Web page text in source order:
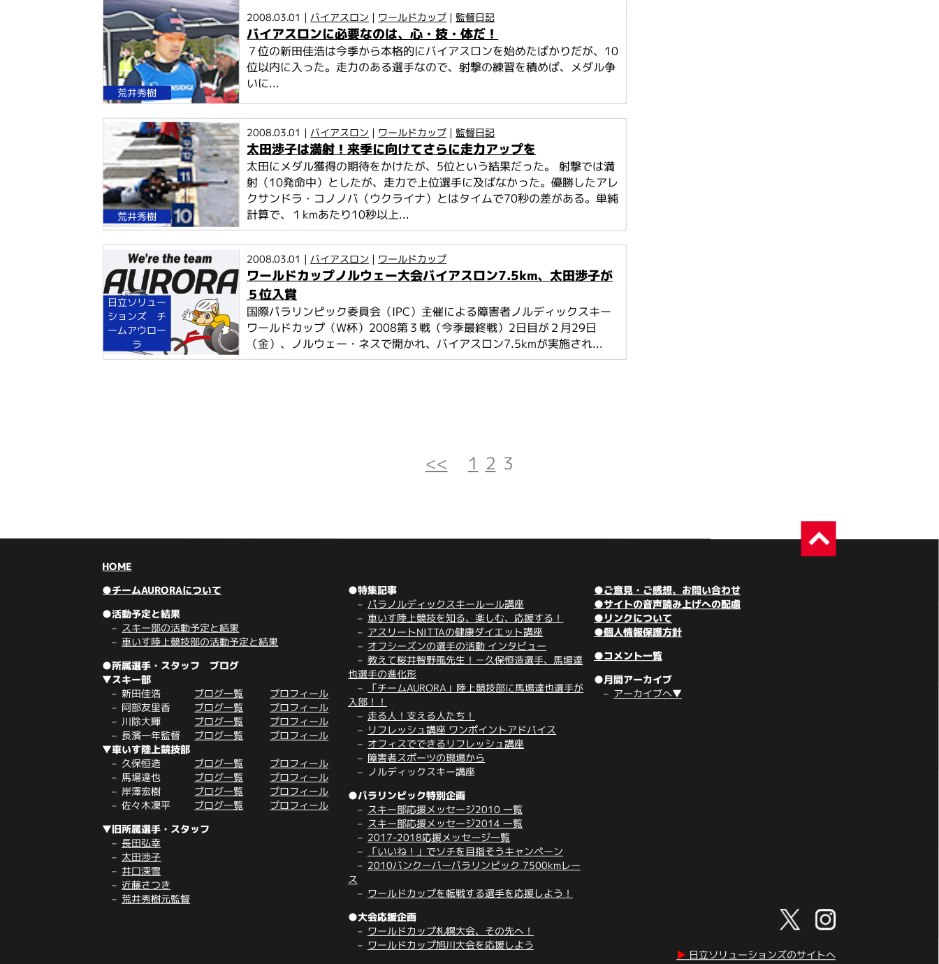
荒井秀樹
2008.03.01 | バイアスロン | ワールドカップ | 監督日記
バイアスロンに必要なのは、心・技・体だ！
７位の新田佳浩は今季から本格的にバイアスロンを始めたばかりだが、10
位以内に入った。走力のある選手なので、射撃の練習を積めば、メダル争
いに...
荒井秀樹
2008.03.01 | バイアスロン | ワールドカップ | 監督日記
太田渉子は満射！来季に向けてさらに走力アップを
太田にメダル獲得の期待をかけたが、5位という結果だった。 射撃では満
射（10発命中）としたが、走力で上位選手に及ばなかった。優勝したアレ
クサンドラ・コノノバ（ウクライナ）とはタイムで70秒の差がある。単純
計算で、１kmあたり10秒以上...
日立ソリュー
ションズ チ
ームアウロー
ラ
2008.03.01 | バイアスロン | ワールドカップ
ワールドカップノルウェー大会バイアスロン7.5km、太田渉子が
５位入賞
国際パラリンピック委員会（IPC）主催による障害者ノルディックスキー
ワールドカップ（W杯）2008第３戦（今季最終戦）2日目が２月29日
（金）、ノルウェー・ネスで開かれ、バイアスロン7.5kmが実施され...
<< 1 2 3
HOME
●チームAURORAについて
●活動予定と結果
スキー部の活動予定と結果
車いす陸上競技部の活動予定と結果
●所属選手・スタッフ ブログ
▼スキー部
新田佳浩 ブログ一覧 プロフィール
阿部友里香 ブログ一覧 プロフィール
川除大輝 ブログ一覧 プロフィール
長濱一年監督 ブログ一覧 プロフィール
▼車いす陸上競技部
久保恒造 ブログ一覧 プロフィール
馬場達也 ブログ一覧 プロフィール
岸澤宏樹 ブログ一覧 プロフィール
佐々木凜平 ブログ一覧 プロフィール
▼旧所属選手・スタッフ
長田弘幸
太田渉子
井口深雪
近藤さつき
荒井秀樹元監督
●特集記事
パラノルディックスキールール講座
車いす陸上競技を知る、楽しむ、応援する！
アスリートNITTAの健康ダイエット講座
オフシーズンの選手の活動 インタビュー
教えて桜井智野風先生！－久保恒造選手、馬場達
也選手の進化形
「チームAURORA」陸上競技部に馬場達也選手が
入部！！
走る人！支える人たち！
リフレッシュ講座 ワンポイントアドバイス
オフィスでできるリフレッシュ講座
障害者スポーツの現場から
ノルディックスキー講座
●パラリンピック特別企画
スキー部応援メッセージ2010 一覧
スキー部応援メッセージ2014 一覧
2017-2018応援メッセージ一覧
「いいね！」でソチを目指そうキャンペーン
2010バンクーバーパラリンピック 7500kmレー
ス
ワールドカップを転戦する選手を応援しよう！
●大会応援企画
ワールドカップ札幌大会、その先へ！
ワールドカップ旭川大会を応援しよう
●ご意見・ご感想、お問い合わせ
●サイトの音声読み上げへの配慮
●リンクについて
●個人情報保護方針
●コメント一覧
●月間アーカイブ
アーカイブへ▼
▶︎ 日立ソリューションズのサイトへ